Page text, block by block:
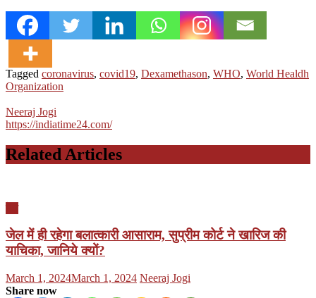
Tagged coronavirus, covid19, Dexamethason, WHO, World Healdh
Organization
Neeraj Jogi
https://indiatime24.com/
Related Articles
जेल में ही रहेगा बलात्कारी आसाराम, सुप्रीम कोर्ट ने खारिज की
याचिका, जानिये क्यों?
Posted
on
March 1, 2024March 1, 2024 Author
Neeraj Jogi
Share now